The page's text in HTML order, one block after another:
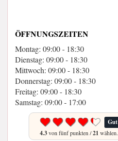
ÖFFNUNGSZEITEN
Montag: 09:00 - 18:30
Dienstag: 09:00 - 18:30
Mittwoch: 09:00 - 18:30
Donnerstag: 09:00 - 18:30
Freitag: 09:00 - 18:30
Samstag: 09:00 - 17:00
Gut
4.3von fünf punkten /21 wählen.